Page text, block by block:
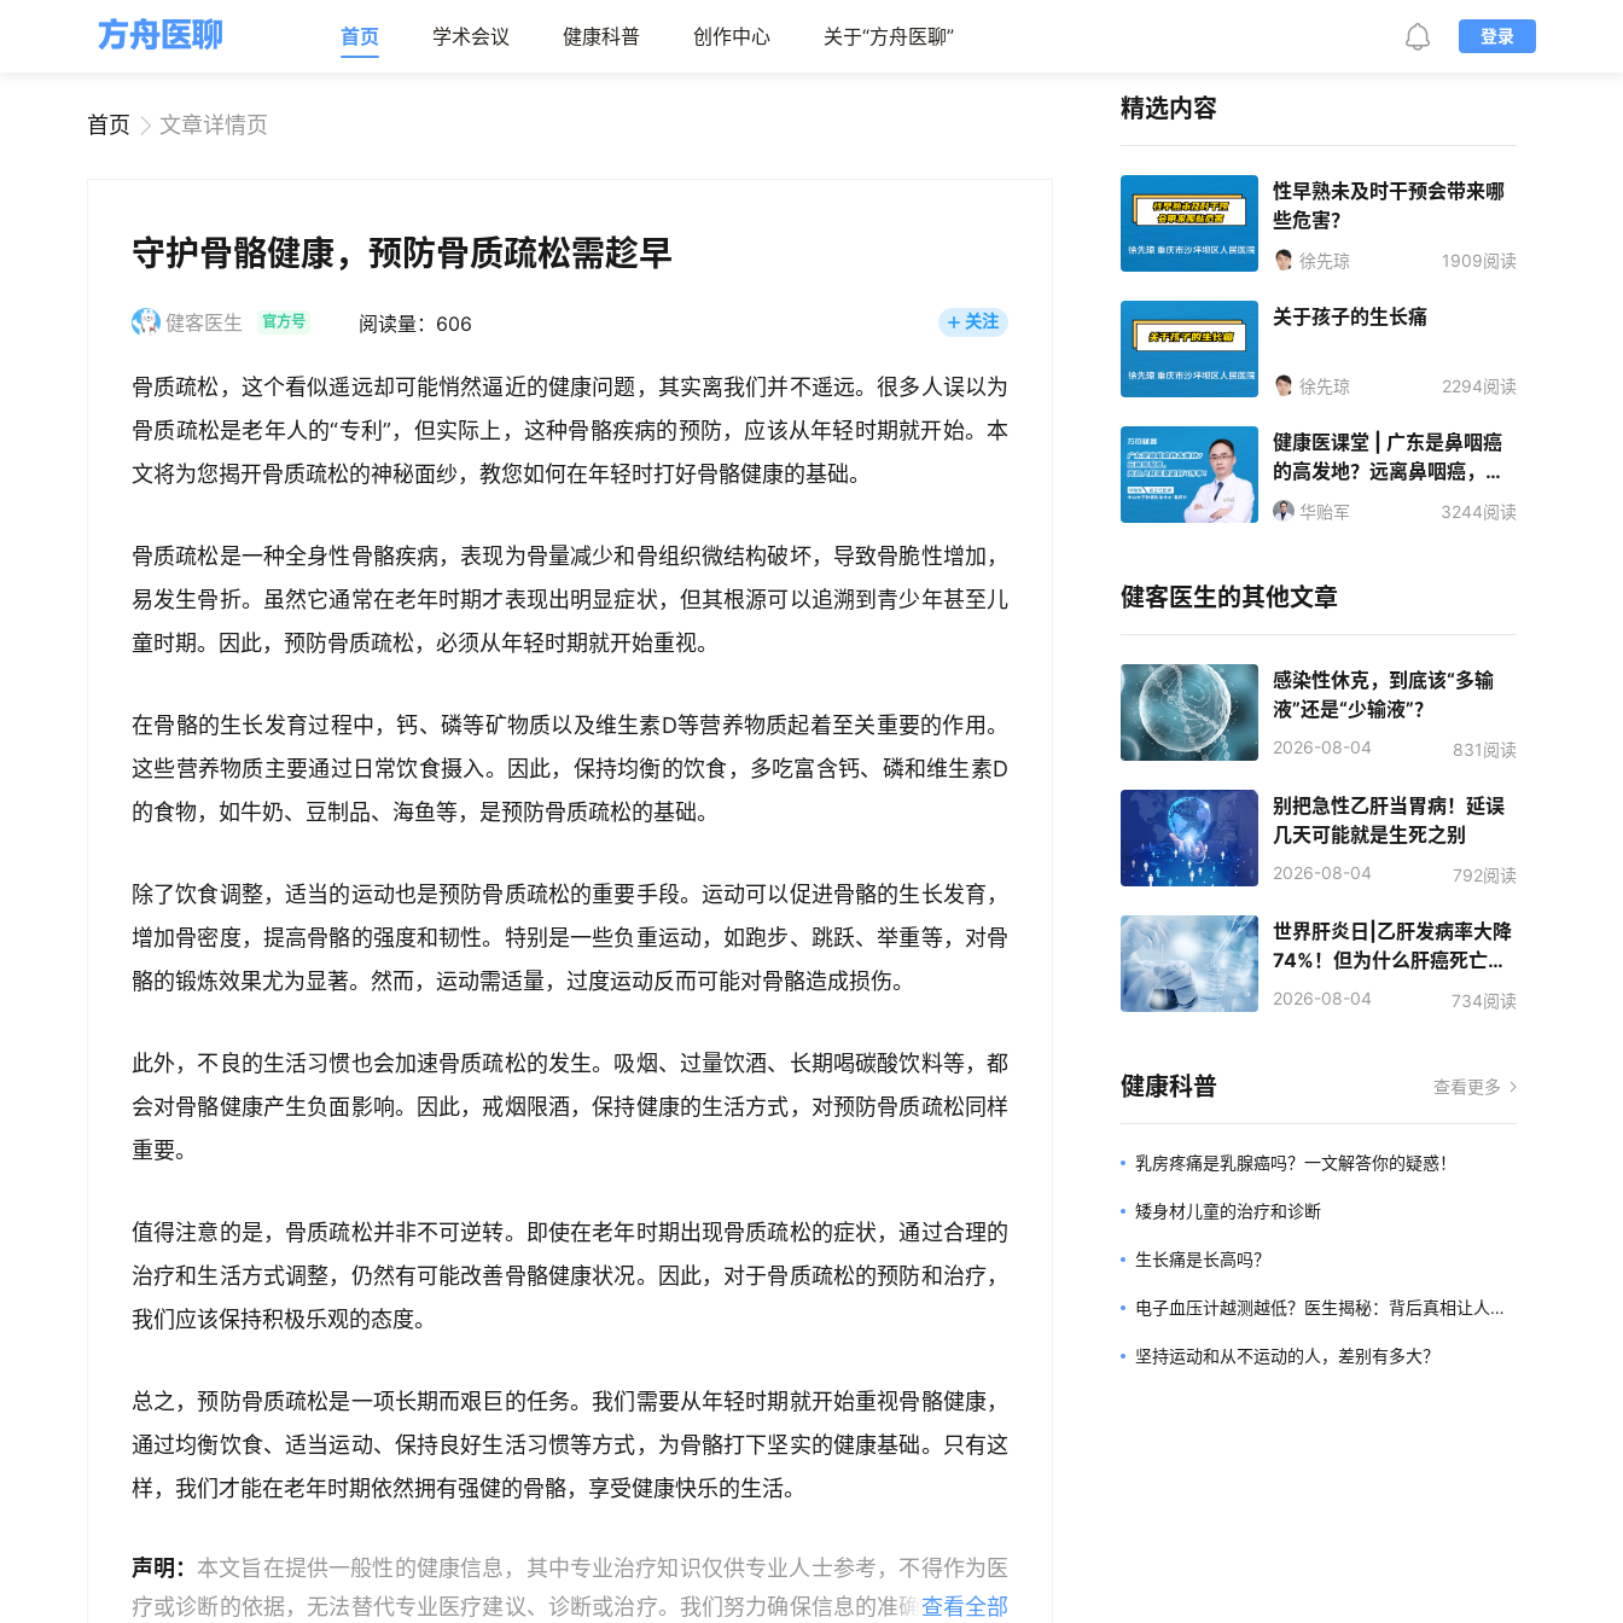
首页 学术会议 健康科普 创作中心 关于“方舟医聊” 登录
首页 文章详情页
守护骨骼健康，预防骨质疏松需趁早
健客医生 官方号 阅读量：606 关注
骨质疏松，这个看似遥远却可能悄然逼近的健康问题，其实离我们并不遥远。很多人误以为
骨质疏松是老年人的“专利”，但实际上，这种骨骼疾病的预防，应该从年轻时期就开始。本
文将为您揭开骨质疏松的神秘面纱，教您如何在年轻时打好骨骼健康的基础。
骨质疏松是一种全身性骨骼疾病，表现为骨量减少和骨组织微结构破坏，导致骨脆性增加，
易发生骨折。虽然它通常在老年时期才表现出明显症状，但其根源可以追溯到青少年甚至儿
童时期。因此，预防骨质疏松，必须从年轻时期就开始重视。
在骨骼的生长发育过程中，钙、磷等矿物质以及维生素D等营养物质起着至关重要的作用。
这些营养物质主要通过日常饮食摄入。因此，保持均衡的饮食，多吃富含钙、磷和维生素D
的食物，如牛奶、豆制品、海鱼等，是预防骨质疏松的基础。
除了饮食调整，适当的运动也是预防骨质疏松的重要手段。运动可以促进骨骼的生长发育，
增加骨密度，提高骨骼的强度和韧性。特别是一些负重运动，如跑步、跳跃、举重等，对骨
骼的锻炼效果尤为显著。然而，运动需适量，过度运动反而可能对骨骼造成损伤。
此外，不良的生活习惯也会加速骨质疏松的发生。吸烟、过量饮酒、长期喝碳酸饮料等，都
会对骨骼健康产生负面影响。因此，戒烟限酒，保持健康的生活方式，对预防骨质疏松同样
重要。
值得注意的是，骨质疏松并非不可逆转。即使在老年时期出现骨质疏松的症状，通过合理的
治疗和生活方式调整，仍然有可能改善骨骼健康状况。因此，对于骨质疏松的预防和治疗，
我们应该保持积极乐观的态度。
总之，预防骨质疏松是一项长期而艰巨的任务。我们需要从年轻时期就开始重视骨骼健康，
通过均衡饮食、适当运动、保持良好生活习惯等方式，为骨骼打下坚实的健康基础。只有这
样，我们才能在老年时期依然拥有强健的骨骼，享受健康快乐的生活。
声明： 本文旨在提供一般性的健康信息，其中专业治疗知识仅供专业人士参考，不得作为医
疗或诊断的依据，无法替代专业医疗建议、诊断或治疗。我们努力确保信息的准确性，但本
查看全部
精选内容
性早熟未及时干预会带来哪
些危害？
徐先琼 1909阅读
关于孩子的生长痛
徐先琼 2294阅读
健康医课堂 | 广东是鼻咽癌
的高发地？远离鼻咽癌，高
危人群需要做好4件事！
华贻军 3244阅读
健客医生的其他文章
感染性休克，到底该“多输
液”还是“少输液”？
2026-08-04 831阅读
别把急性乙肝当胃病！延误
几天可能就是生死之别
2026-08-04 792阅读
世界肝炎日|乙肝发病率大降
74%！但为什么肝癌死亡人
数反而增加了？
2026-08-04 734阅读
健康科普 查看更多
乳房疼痛是乳腺癌吗？一文解答你的疑惑！
矮身材儿童的治疗和诊断
生长痛是长高吗？
电子血压计越测越低？医生揭秘：背后真相让人大
吃一惊！
坚持运动和从不运动的人，差别有多大？